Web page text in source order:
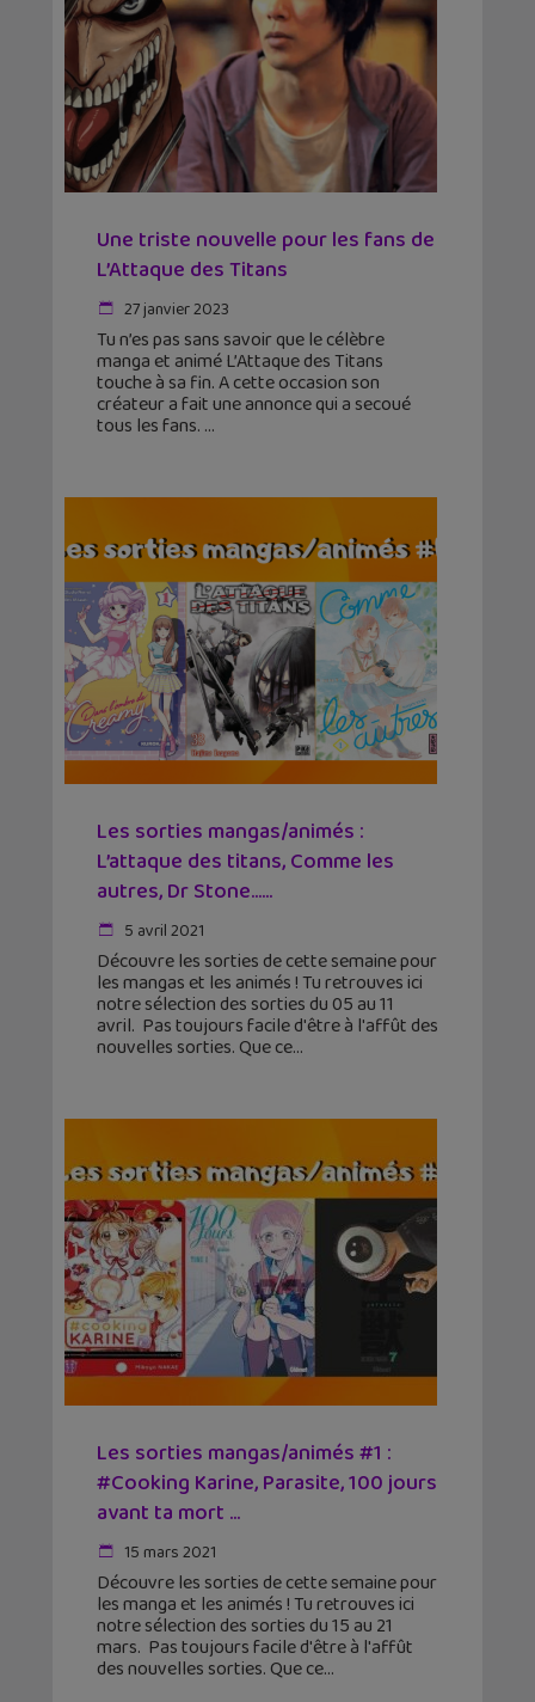
Une triste nouvelle pour les fans de
L’Attaque des Titans
27 janvier 2023
Tu n’es pas sans savoir que le célèbre
manga et animé L’Attaque des Titans
touche à sa fin. A cette occasion son
créateur a fait une annonce qui a secoué
tous les fans.
Les sorties mangas/animés :
L’attaque des titans, Comme les
autres, Dr Stone…...
5 avril 2021
Découvre les sorties de cette semaine pour
les mangas et les animés ! Tu retrouves ici
notre sélection des sorties du 05 au 11
avril. Pas toujours facile d'être à l'affût des
nouvelles sorties. Que ce
Les sorties mangas/animés #1 :
#Cooking Karine, Parasite, 100 jours
avant ta mort …
15 mars 2021
Découvre les sorties de cette semaine pour
les manga et les animés ! Tu retrouves ici
notre sélection des sorties du 15 au 21
mars. Pas toujours facile d'être à l'affût
des nouvelles sorties. Que ce